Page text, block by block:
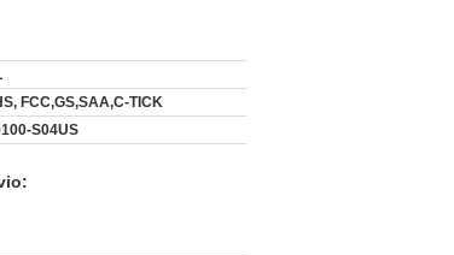
FCC,GS,SAA,C-TICK
S04US